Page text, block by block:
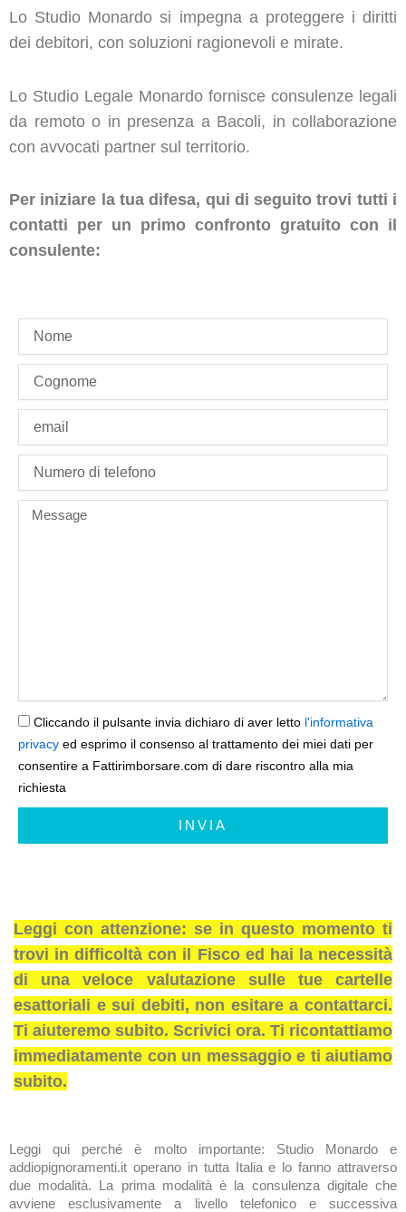
Lo Studio Monardo si impegna a proteggere i diritti
dei debitori, con soluzioni ragionevoli e mirate.
Lo Studio Legale Monardo fornisce consulenze legali
da remoto o in presenza a Bacoli, in collaborazione
con avvocati partner sul territorio.
Per iniziare la tua difesa, qui di seguito trovi tutti i
contatti per un primo confronto gratuito con il
consulente:
Message
Cliccando il pulsante invia dichiaro di aver letto l'informativa
privacy ed esprimo il consenso al trattamento dei miei dati per
consentire a Fattirimborsare.com di dare riscontro alla mia
richiesta
INVIA
Leggi con attenzione: se in questo momento ti
trovi in difficoltà con il Fisco ed hai la necessità
di una veloce valutazione sulle tue cartelle
esattoriali e sui debiti, non esitare a contattarci.
Ti aiuteremo subito. Scrivici ora. Ti ricontattiamo
immediatamente con un messaggio e ti aiutiamo
subito.
Leggi qui perché è molto importante: Studio Monardo e
addiopignoramenti.it operano in tutta Italia e lo fanno attraverso
due modalità. La prima modalità è la consulenza digitale che
avviene esclusivamente a livello telefonico e successiva